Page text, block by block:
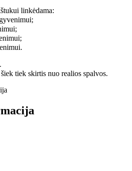
linkėdama:
tiek skirtis nuo realios spalvos.